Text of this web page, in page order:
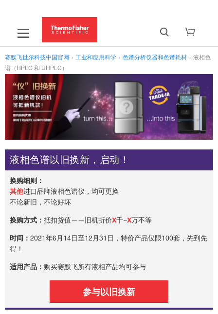
赛默飞世尔科技中国官网 › 工业和应用科学 › 色谱分析仪器和色谱耗材 › 液相色
谱（HPLC 和 UHPLC）
液相色谱以旧换新，启动！
换购细则：
其他进口品牌液相色谱仪，均可更换
不论新旧，不论好坏
换购方式： 抵扣货值——旧机折价X千~X万不等
时间： 2021年6月14日至12月31日，特价产品仅限100套，先到先
得！
适用产品： 购买赛默飞所有液相产品均可参与
参与以旧换新